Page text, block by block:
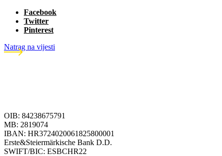
Facebook
Twitter
Pinterest
Natrag na vijesti
OIB: 84238675791
MB: 2819074
IBAN: HR3724020061825800001
Erste&Steiermärkische Bank D.D.
SWIFT/BIC: ESBCHR22